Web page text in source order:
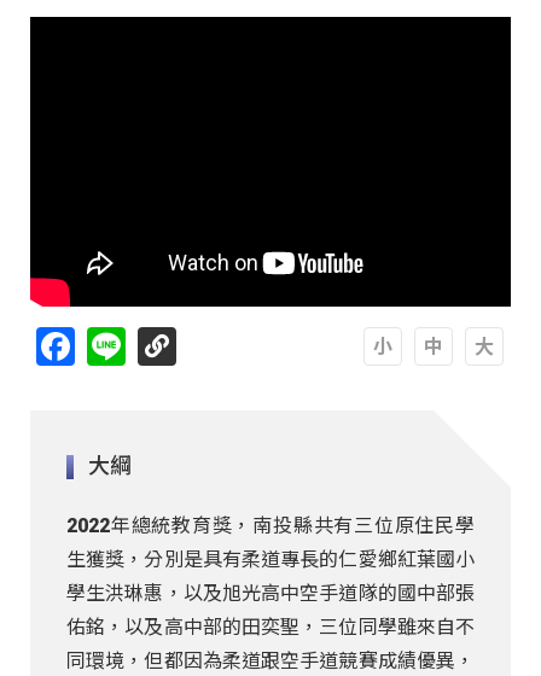
Facebook
Line
大綱
2022年總統教育獎，南投縣共有三位原住民學
生獲獎，分別是具有柔道專長的仁愛鄉紅葉國小
學生洪琳惠，以及旭光高中空手道隊的國中部張
佑銘，以及高中部的田奕聖，三位同學雖來自不
同環境，但都因為柔道跟空手道競賽成績優異，